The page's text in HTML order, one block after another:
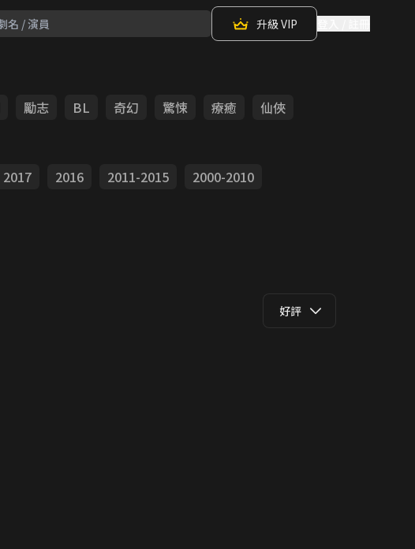
升級 VIP
勵志 BL 奇幻 驚悚 療癒
仙俠
2017 2016 2011-2015
2000-2010
好評